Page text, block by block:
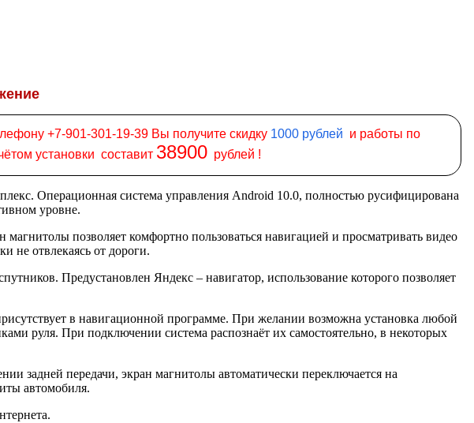
+7-901-301-19-39 Вы получите скидку 1000 рублей и работы по
установки составит 38900 рублей !
Операционная система управления Android 10.0, полностью русифицирована
уровне.
позволяет комфортно пользоваться навигацией и просматривать видео
не отвлекаясь от дороги.
Предустановлен Яндекс – навигатор, использование которого позволяет
в навигационной программе. При желании возможна установка любой
руля. При подключении система распознаёт их самостоятельно, в некоторых
задней передачи, экран магнитолы автоматически переключается на
автомобиля.